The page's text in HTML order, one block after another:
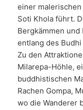
einer
Soti Khola führt.
Bergkämmen
entlang des
Zu den
Milarepa-Höhle,
buddhistischen
Rachen Gompa,
wo die Wanderer